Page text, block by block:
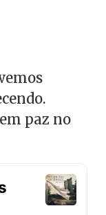
paz no